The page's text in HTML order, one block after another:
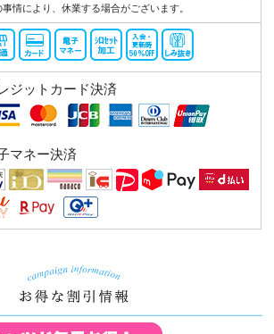
事情により、休業する場合がございます。
ジットカード決済
マネー決済